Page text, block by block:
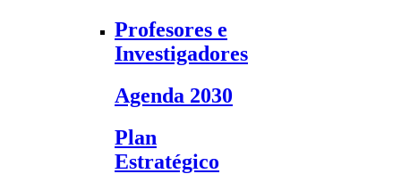
Profesores e
Investigadores
Agenda 2030
Plan
Estratégico